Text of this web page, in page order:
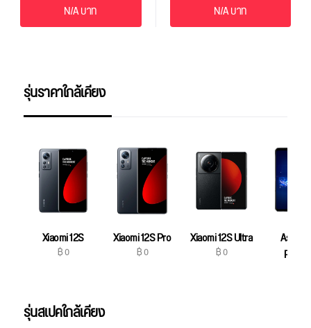
N/A บาท N/A บาท
รุ่นราคาใกล้เคียง
Xiaomi 12S
฿ 0
Xiaomi 12S Pro
฿ 0
Xiaomi 12S Ultra
฿ 0
Asus
รุ่นสเปคใกล้เคียง